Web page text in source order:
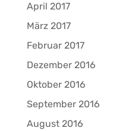
April 2017
März 2017
Februar 2017
Dezember 2016
Oktober 2016
September 2016
August 2016